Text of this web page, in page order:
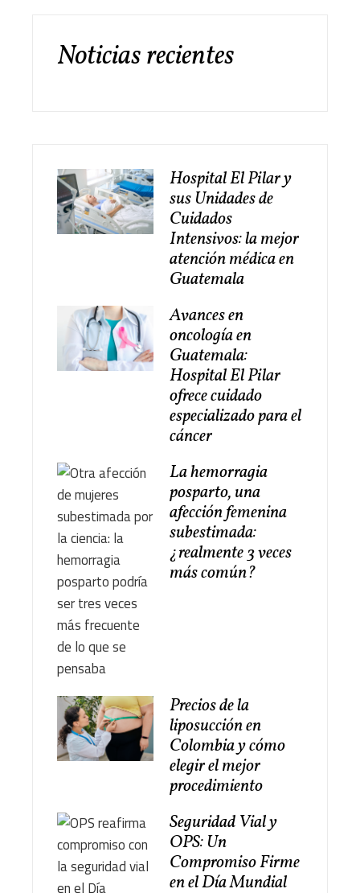
Noticias recientes
Hospital El Pilar y
sus Unidades de
Cuidados
Intensivos: la mejor
atención médica en
Guatemala
Avances en
oncología en
Guatemala:
Hospital El Pilar
ofrece cuidado
especializado para el
cáncer
La hemorragia
posparto, una
afección femenina
subestimada:
¿realmente 3 veces
más común?
Precios de la
liposucción en
Colombia y cómo
elegir el mejor
procedimiento
Seguridad Vial y
OPS: Un
Compromiso Firme
en el Día Mundial